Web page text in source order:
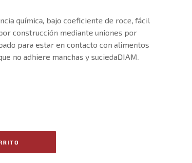
química, bajo coeficiente de roce, fácil
construcción mediante uniones por
para estar en contacto con alimentos
no adhiere manchas y suciedaDIAM.